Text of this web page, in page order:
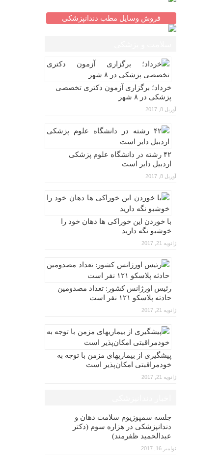
فروش وسایل مطب دندانپزشکی
خرداد؛ برگزاری آزمون دکتری تخصصی
پزشکی در ۸ شهر
آوریل 8, 2017
۴۲ رشته در دانشگاه علوم پزشکی
اردبیل دایر است
آوریل 8, 2017
با خوردن این خوراکی ها دهان خود را
خوشبو نگه دارید
ژانویه 21, 2017
رئیس اورژانس کشور: تعداد مصدومین
حادثه پلاسکو ۱۲۱ نفر است
ژانویه 21, 2017
پیشگیری از بیماریهای مزمن با توجه به
خودمراقبتی امکان‌پذیر است
ژانویه 21, 2017
جلسه سمپوزیوم سلامت دهان و
دندانپزشکی در هزاره سوم (دکتر
عبدالحمید ظفرمند)
نوامبر 16, 2017